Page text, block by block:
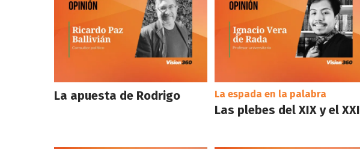
La apuesta de Rodrigo La espada en la palabra
Las plebes del XIX y el XXI